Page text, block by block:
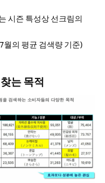
시즌 특성상 선크림의
의 평균 검색량 기준)
는 목적